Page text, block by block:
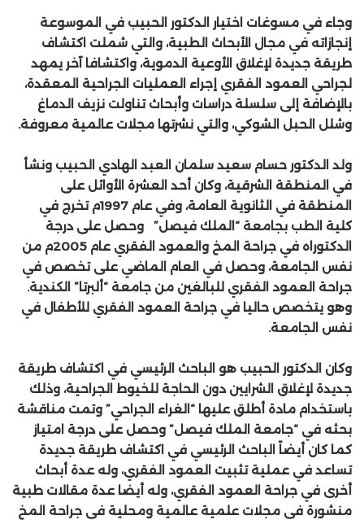
وجاء في مسوغات اختيار الدكتور الحبيب في الموسوعة
إنجازاته في مجال الأبحاث الطبية، والتي شملت اكتشاف
طريقة جديدة لإغلاق الأوعية الدموية، واكتشافا آخر يمهد
لجراحي العمود الفقري إجراء العمليات الجراحية المعقدة،
بالإضافة إلى سلسلة دراسات وأبحاث تناولت نزيف الدماغ
وشلل الحبل الشوكي، والتي نشرتها مجلات عالمية معروفة.
ولد الدكتور حسام سعيد سلمان العبد الهادي الحبيب ونشأ
في المنطقة الشرقية، وكان أحد العشرة الأوائل على
المنطقة في الثانوية العامة، وفي عام 1997م تخرج في
كلية الطب بجامعة “الملك فيصل” وحصل على درجة
الدكتوراه في جراحة المخ والعمود الفقري عام 2005م من
نفس الجامعة، وحصل في العام الماضي على تخصص في
جراحة العمود الفقري للبالغين من جامعة “ألبرتا” الكندية.
وهو يتخصص حاليا في جراحة العمود الفقري للأطفال في
نفس الجامعة.
وكان الدكتور الحبيب هو الباحث الرئيسي في اكتشاف طريقة
جديدة لإغلاق الشرايين دون الحاجة للخيوط الجراحية، وذلك
باستخدام مادة أطلق عليها “الغراء الجراحي” وتمت مناقشة
بحثه في “جامعة الملك فيصل” وحصل على درجة امتياز
كما كان أيضاً الباحث الرئيسي في اكتشاف طريقة جديدة
تساعد في عملية تثبيت العمود الفقري، وله عدة أبحاث
أخرى في جراحة العمود الفقري، وله أيضا عدة مقالات طبية
منشورة في مجلات علمية عالمية ومحلية في جراحة المخ